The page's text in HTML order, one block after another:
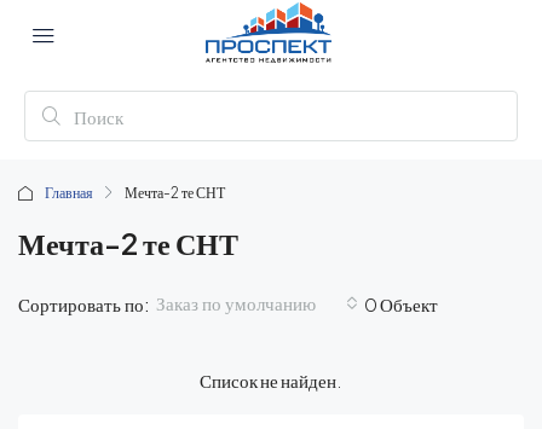
Главная Мечта-2 те СНТ
Мечта-2 те СНТ
0 Объект
Сортировать по: Заказ по умолчанию
Список не найден.